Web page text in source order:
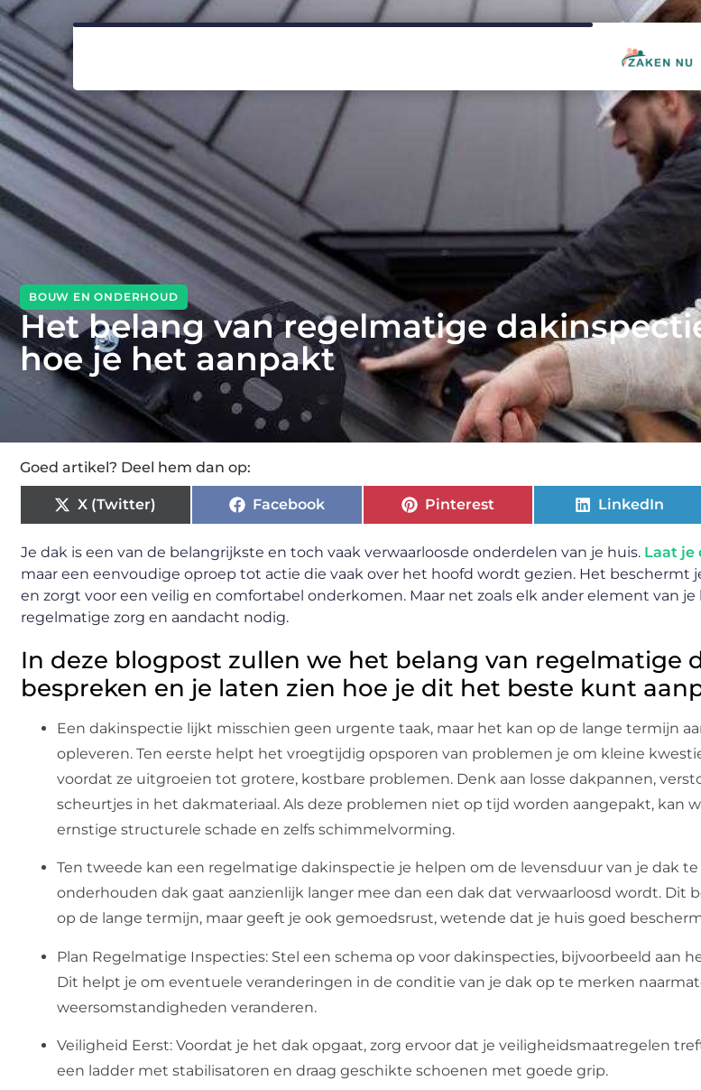
BOUW EN ONDERHOUD
Het belang van regelmatige
hoe je het aanpakt
Goed artikel? Deel hem dan op:
X (Twitter) Facebook Pinterest LinkedIn
Je dak is een van de belangrijkste en toch vaak verwaarloosde onderdelen van je huis. Laat je
maar een eenvoudige oproep tot actie die vaak over het hoofd wordt gezien. Het beschermt
en zorgt voor een veilig en comfortabel onderkomen. Maar net zoals elk ander element van
regelmatige zorg en aandacht nodig.
In deze blogpost zullen we het belang van regelmatige
bespreken en je laten zien hoe je dit het beste kunt
Een dakinspectie lijkt misschien geen urgente taak, maar het kan op de lange termijn
opleveren. Ten eerste helpt het vroegtijdig opsporen van problemen je om kleine
voordat ze uitgroeien tot grotere, kostbare problemen. Denk aan losse dakpannen,
scheurtjes in het dakmateriaal. Als deze problemen niet op tijd worden aangepakt, kan
ernstige structurele schade en zelfs schimmelvorming.
Ten tweede kan een regelmatige dakinspectie je helpen om de levensduur van je dak
onderhouden dak gaat aanzienlijk langer mee dan een dak dat verwaarloosd wordt. Dit
op de lange termijn, maar geeft je ook gemoedsrust, wetende dat je huis goed
Plan Regelmatige Inspecties: Stel een schema op voor dakinspecties, bijvoorbeeld aan
Dit helpt je om eventuele veranderingen in de conditie van je dak op te merken
weersomstandigheden veranderen.
Veiligheid Eerst: Voordat je het dak opgaat, zorg ervoor dat je veiligheidsmaatregelen
een ladder met stabilisatoren en draag geschikte schoenen met goede grip.